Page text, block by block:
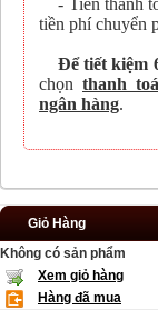
- Tiền thanh
tiền phí chuyển
Để tiết kiệm
chọn thanh
ngân hàng.
Giỏ Hàng
Không có sản phẩm
Xem giỏ hàng
Hàng đã mua